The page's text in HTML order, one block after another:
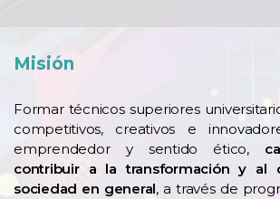
Misión
Formar técnicos superiores
competitivos, creativos e
emprendedor y sentido ético,
contribuir a la transformación y al
sociedad en general, a través de